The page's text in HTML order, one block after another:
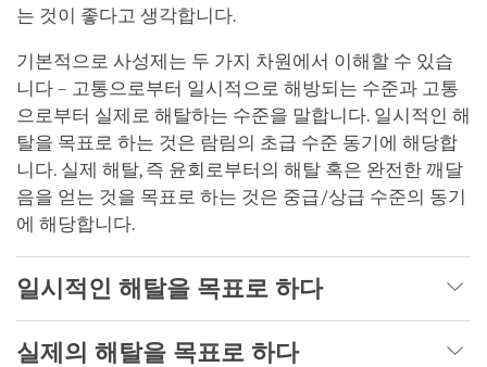
는 것이 좋다고 생각합니다.
기본적으로 사성제는 두 가지 차원에서 이해할 수 있습
니다 – 고통으로부터 일시적으로 해방되는 수준과 고통
으로부터 실제로 해탈하는 수준을 말합니다. 일시적인 해
탈을 목표로 하는 것은 람림의 초급 수준 동기에 해당합
니다. 실제 해탈, 즉 윤회로부터의 해탈 혹은 완전한 깨달
음을 얻는 것을 목표로 하는 것은 중급/상급 수준의 동기
에 해당합니다.
일시적인 해탈을 목표로 하다
실제의 해탈을 목표로 하다